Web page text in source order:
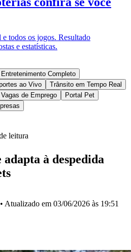
da sua região
Chácaras MarcoCidades da
todos os jogos. Resultado
e estatísticas.
Entretenimento Completo
ao Vivo
Trânsito em Tempo Real
Vagas de Emprego
Portal Pet
leitura
à despedida
• Atualizado em 03/06/2026 às 19:51